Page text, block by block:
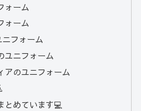
ォーム
ォーム
フォーム
ユニフォーム
アのユニフォーム
とめています💻